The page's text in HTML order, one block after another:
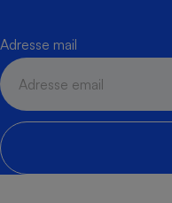
Adresse mail